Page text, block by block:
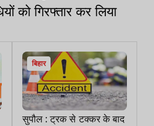
को गिरफ्तार कर लिया
बिहार
सुपौल : ट्रक से टक्कर के बाद